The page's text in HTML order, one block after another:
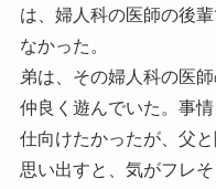
は、婦人科の医師の後
なかった。
弟は、その婦人科の医
仲良く遊んでいた。事
仕向けたかったが、父
思い出すと、気がフレ